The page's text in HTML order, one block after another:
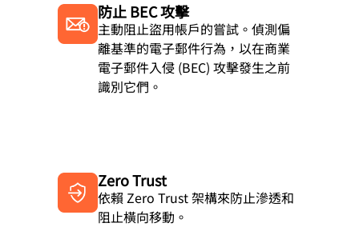
防止 BEC 攻擊
主動阻止盜用帳戶的嘗試。偵測偏
離基準的電子郵件行為，以在商業
電子郵件入侵 (BEC) 攻擊發生之前
識別它們。
Zero Trust
依賴 Zero Trust 架構來防止滲透和
阻止橫向移動。